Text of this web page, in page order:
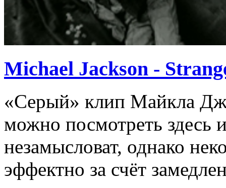
Michael Jackson -
«Серый» клип Майкла
можно посмотреть здесь
незамысловат, однако
эффектно за счёт